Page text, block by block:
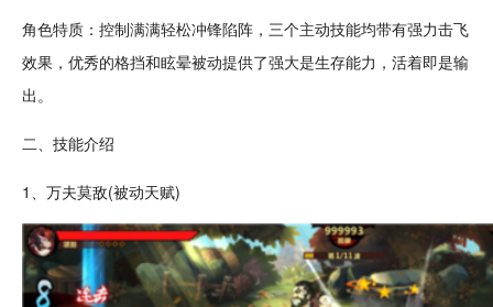
角色特质：控制满满轻松冲锋陷阵，三个主动技能均带有强力击飞
效果，优秀的格挡和眩晕被动提供了强大是生存能力，活着即是输
出。
二、技能介绍
1、万夫莫敌(被动天赋)